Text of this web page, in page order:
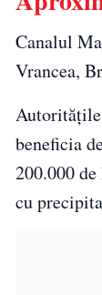
Canalul
Vrancea,
Autoritățile
beneficia
200.000
cu